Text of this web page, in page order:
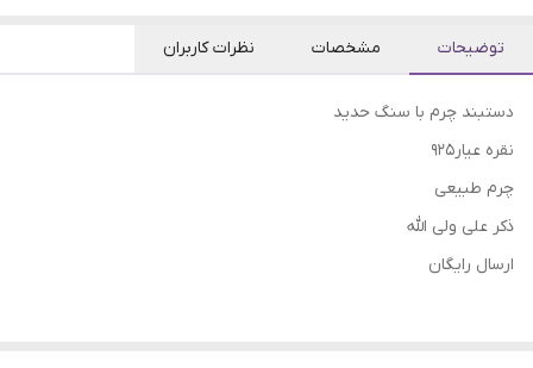
توضیحات مشخصات نظرات کاربران
دستبند چرم با سنگ حدید
نقره عیار۹۲۵
چرم طبیعی
ذکر علی ولی الله
ارسال رایگان